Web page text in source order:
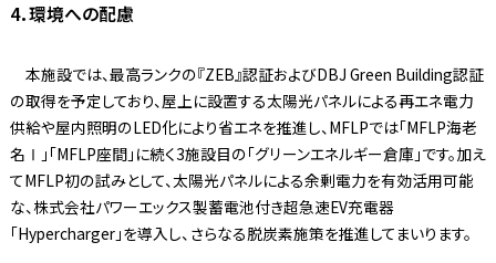
4．環境への配慮
本施設では、最高ランクの『ZEB』認証およびDBJ Green Building認証
の取得を予定しており、屋上に設置する太陽光パネルによる再エネ電力
供給や屋内照明のLED化により省エネを推進し、MFLPでは「MFLP海老
名Ⅰ」「MFLP座間」に続く3施設目の「グリーンエネルギー倉庫」です。加え
てMFLP初の試みとして、太陽光パネルによる余剰電力を有効活用可能
な、株式会社パワーエックス製蓄電池付き超急速EV充電器
「Hypercharger」を導入し、さらなる脱炭素施策を推進してまいります。